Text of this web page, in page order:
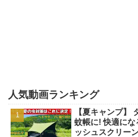
人気動画ランキング
【夏キャンプ】
蚊帳に! 快適にな
ッシュスクリー